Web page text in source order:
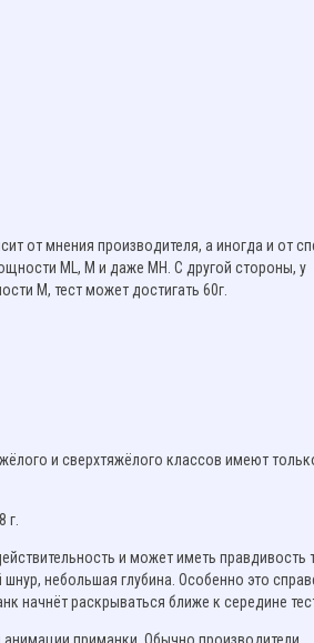
от мнения производителя, а иногда и от
ML, M и даже MH. С другой стороны, у
M, тест может достигать 60г.
и сверхтяжёлого классов имеют
г.
и может иметь правдивость
небольшая глубина. Особенно это
начнёт раскрываться ближе к середине